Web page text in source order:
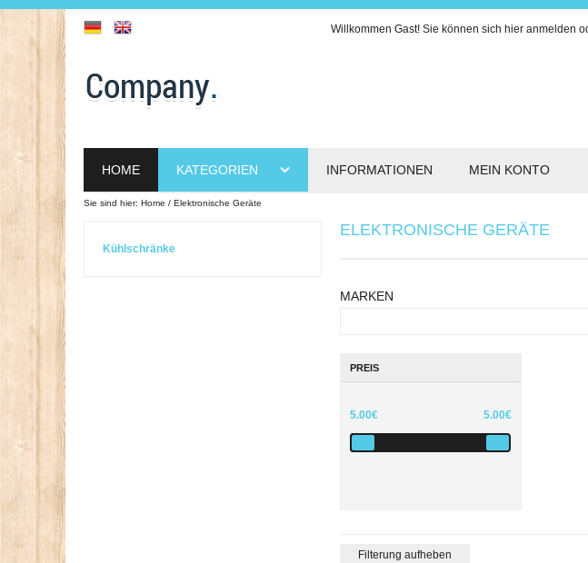
Willkommen Gast! Sie können sich hier anmelden
HOME KATEGORIEN INFORMATIONEN MEIN KONTO
Sie sind hier: Home Elektronische Geräte
Kühlschränke
ELEKTRONISCHE GERÄTE
MARKEN
PREIS
5.00€ 5.00€
Filterung aufheben